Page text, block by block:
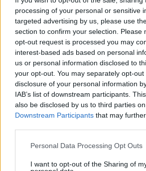
processing of your personal or sensitive
targeted advertising by us, please use
section to confirm your selection. Please
opt-out request is processed you may
interest-based ads based on personal
us or personal information disclosed to
your opt-out. You may separately opt-
disclosure of your personal information
IAB’s list of downstream participants.
also be disclosed by us to third parties
Downstream Participants that may
Please note that this website/app uses
not limited to your visit or usage
Personal Data Processing Opt Outs
I want to opt-out of the Sharing of
Herczeg Tamás
Horváth Illés
Pálmai Anna
Moskovits Krisztina
Nagy Ilona
Díszlet: Velica Panduru
Jelmez: Velica Panduru
Zeneszerző: Dorina Crişan Rusu
Koreográfus: Malina Andrei
Munkatárs: Tompa Andrea